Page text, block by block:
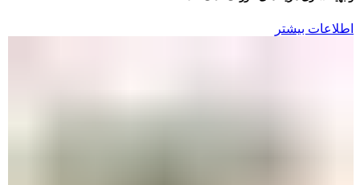
اطلاعات بیشتر